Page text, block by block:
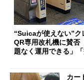
“Suicaが使えない”ク
QR専用改札機に賛
題なく運用できる」「
カー